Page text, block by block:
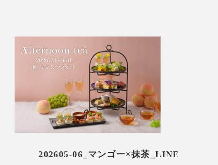
202605-06_マンゴー×抹茶_LINE